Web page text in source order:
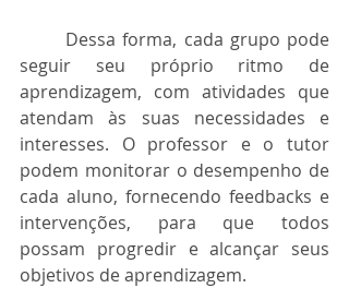
seguir seu próprio ritmo de
aprendizagem, com atividades que
atendam às suas necessidades e
interesses. O professor e o tutor
podem monitorar o desempenho de
cada aluno, fornecendo feedbacks e
intervenções, para que todos
possam progredir e alcançar seus
objetivos de aprendizagem.